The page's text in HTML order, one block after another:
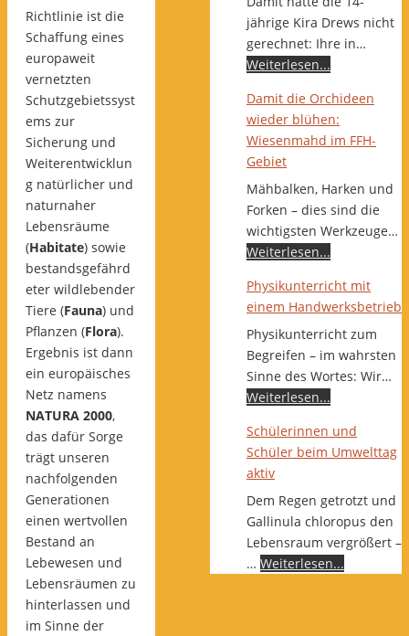
Richtlinie ist die
Schaffung eines
europaweit
vernetzten
Schutzgebietssyst
ems zur
Sicherung und
Weiterentwicklun
g natürlicher und
naturnaher
Lebensräume
(Habitate) sowie
bestandsgefährd
eter wildlebender
Tiere (Fauna) und
Pflanzen (Flora).
Ergebnis ist dann
ein europäisches
Netz namens
NATURA 2000,
das dafür Sorge
trägt unseren
nachfolgenden
Generationen
einen wertvollen
Bestand an
Lebewesen und
Lebensräumen zu
hinterlassen und
im Sinne der
jährige Kira Drews nicht
gerechnet: Ihre in…
Weiterlesen...
Damit die Orchideen
wieder blühen:
Wiesenmahd im FFH-
Gebiet
Mähbalken, Harken und
Forken – dies sind die
wichtigsten Werkzeuge…
Weiterlesen...
Physikunterricht mit
einem Handwerksbetrieb
Physikunterricht zum
Begreifen – im wahrsten
Sinne des Wortes: Wir…
Weiterlesen...
Schülerinnen und
Schüler beim Umwelttag
aktiv
Dem Regen getrotzt und
Gallinula chloropus den
Lebensraum vergrößert –
… Weiterlesen...